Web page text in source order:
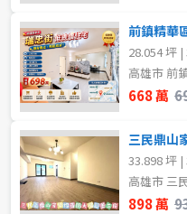
28.054 坪
高雄市 前
668 萬
33.898 坪
高雄市 三
898 萬